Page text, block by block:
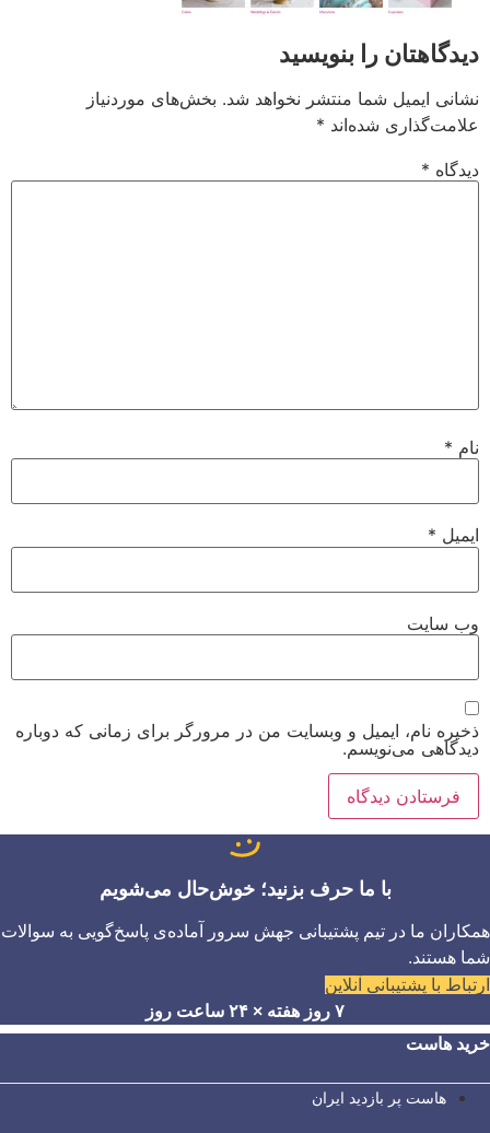
دیدگاهتان را بنویسید
نشانی ایمیل شما منتشر نخواهد شد. بخش‌های موردنیاز
علامت‌گذاری شده‌اند *
دیدگاه *
نام *
ایمیل *
وب‌ سایت
ذخیره نام، ایمیل و وبسایت من در مرورگر برای زمانی که دوباره
دیدگاهی می‌نویسم.
با ما حرف بزنید؛ خوش‌حال می‌شویم
همکاران ما در تیم پشتیبانی جهش سرور آماده‌ی پاسخ‌گویی به سوالات
شما هستند.
ارتباط با پشتیبانی آنلاین
۷ روز هفته × ۲۴ ساعت روز
خرید هاست
هاست پر بازدید ایران